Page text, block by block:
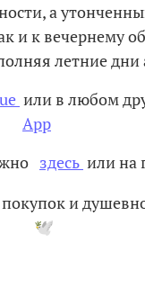
а
и к вечернему
летние
или в любом
App
здесь или на
и